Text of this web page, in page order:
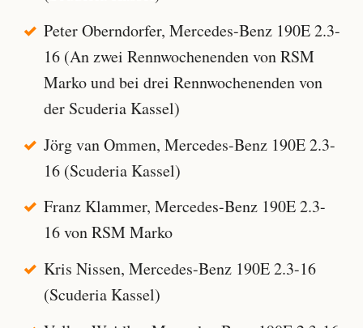
Peter Oberndorfer, Mercedes-Benz 190E 2.3-
16 (An zwei Rennwochenenden von RSM
Marko und bei drei Rennwochenenden von
der Scuderia Kassel)
Jörg van Ommen, Mercedes-Benz 190E 2.3-
16 (Scuderia Kassel)
Franz Klammer, Mercedes-Benz 190E 2.3-
16 von RSM Marko
Kris Nissen, Mercedes-Benz 190E 2.3-16
(Scuderia Kassel)